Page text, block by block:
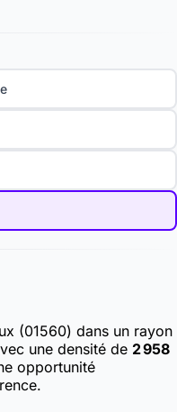
(01560) dans un rayon
une densité de 2 958
opportunité